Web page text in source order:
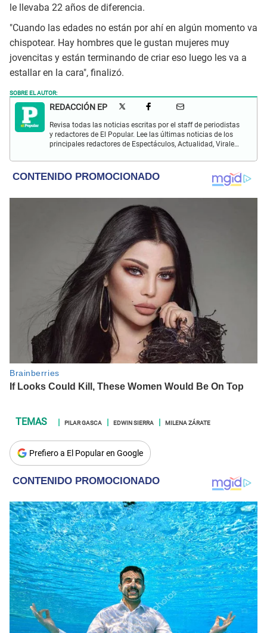
le llevaba 22 años de diferencia.
"Cuando las edades no están por ahí en algún momento va
chispotear. Hay hombres que le gustan mujeres muy
jovencitas y están terminando de criar eso luego les va a
estallar en la cara", finalizó.
SOBRE EL AUTOR:
REDACCIÓN EP
Revisa todas las noticias escritas por el staff de periodistas
y redactores de El Popular. Lee las últimas noticias de los
principales redactores de Espectáculos, Actualidad, Virales,
PILAR GASCA EDWIN SIERRA MILENA ZÁRATE
Prefiero a El Popular en Google